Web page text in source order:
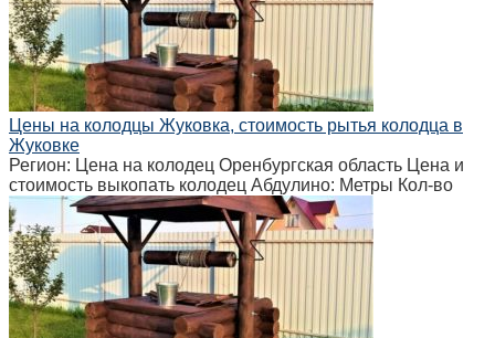
Цены на колодцы Жуковка, стоимость рытья колодца в
Жуковке
Регион: Цена на колодец Оренбургская область Цена и
стоимость выкопать колодец Абдулино: Метры Кол-во